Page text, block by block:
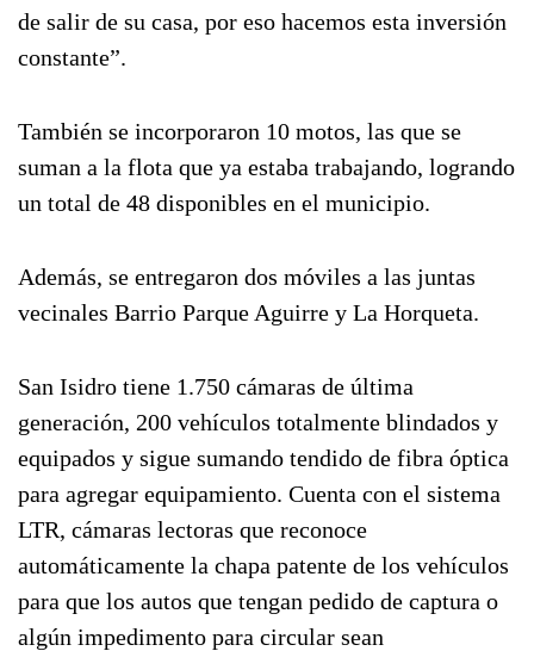
de salir de su casa, por eso hacemos esta inversión
constante”.
También se incorporaron 10 motos, las que se
suman a la flota que ya estaba trabajando, logrando
un total de 48 disponibles en el municipio.
Además, se entregaron dos móviles a las juntas
vecinales Barrio Parque Aguirre y La Horqueta.
San Isidro tiene 1.750 cámaras de última
generación, 200 vehículos totalmente blindados y
equipados y sigue sumando tendido de fibra óptica
para agregar equipamiento. Cuenta con el sistema
LTR, cámaras lectoras que reconoce
automáticamente la chapa patente de los vehículos
para que los autos que tengan pedido de captura o
algún impedimento para circular sean